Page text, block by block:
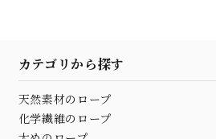
カテゴリから探す
天然素材のロープ
化学繊維のロープ